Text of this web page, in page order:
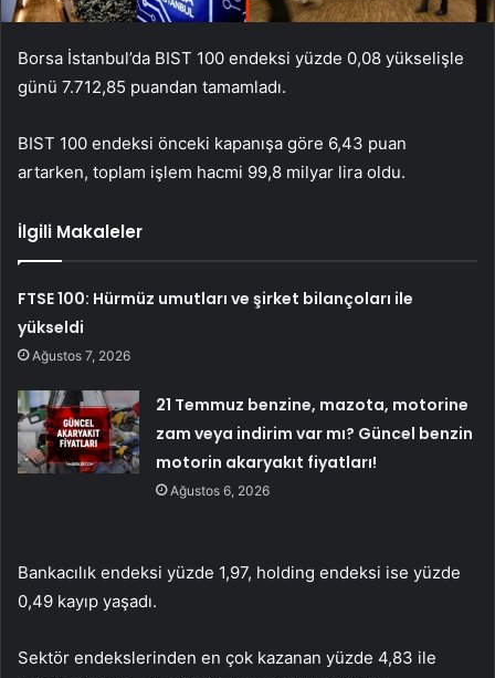
Borsa İstanbul’da BIST 100 endeksi yüzde 0,08 yükselişle
günü 7.712,85 puandan tamamladı.
BIST 100 endeksi önceki kapanışa göre 6,43 puan
artarken, toplam işlem hacmi 99,8 milyar lira oldu.
İlgili Makaleler
FTSE 100: Hürmüz umutları ve şirket bilançoları ile
yükseldi
Ağustos 7, 2026
21 Temmuz benzine, mazota, motorine
zam veya indirim var mı? Güncel benzin
motorin akaryakıt fiyatları!
Ağustos 6, 2026
Bankacılık endeksi yüzde 1,97, holding endeksi ise yüzde
0,49 kayıp yaşadı.
Sektör endekslerinden en çok kazanan yüzde 4,83 ile